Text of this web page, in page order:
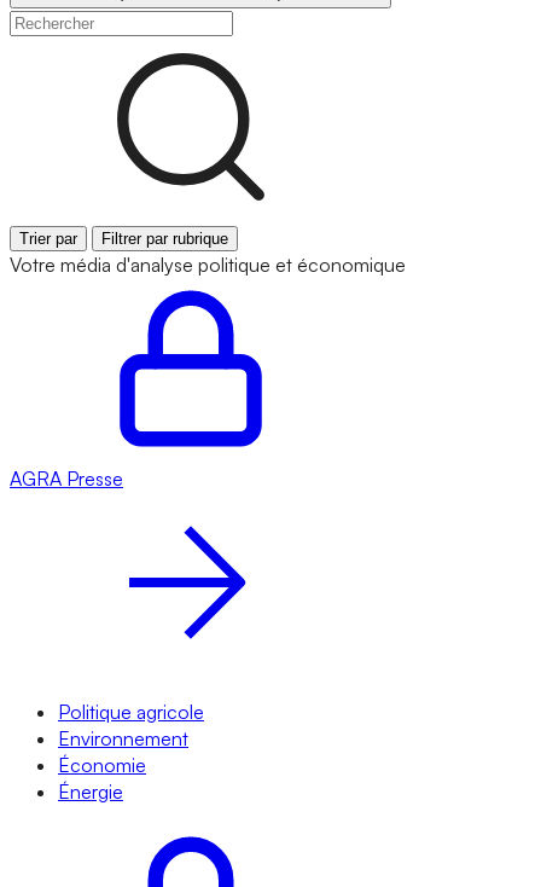
Trier par Filtrer par rubrique
Votre média d'analyse politique et économique
AGRA Presse
Politique agricole
Environnement
Économie
Énergie